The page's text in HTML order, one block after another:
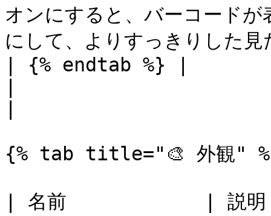
オンにすると、バーコード
にして、よりすっきりした
| {% endtab %} |
{% tab title="🎨 外観"
| 名前            |